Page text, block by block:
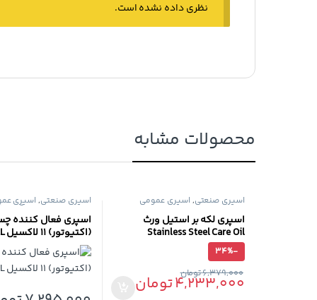
نظری داده نشده است.
محصولات مشابه
اسپری صنعتی, اسپری عمومی
اسپری لکه بر استیل ورث
Stainless Steel Care Oil
-
34%
4,233,000تومان 6,379,000تومان
اسپری صنعتی, اسپری
قطره‌ای چسب‌های
اسپری فعال کننده
(اکتیوتور) 11 لاکسیل LOXEAL